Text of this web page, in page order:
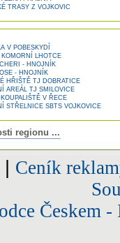
TRASY Z VOJKOVIC
V POBESKYDÍ
LHOTCE
- HNOJNÍK
- HNOJNÍK
HŘIŠTĚ TJ DOBRATICE
AREÁL TJ SMILOVICE
V ŘECE
STŘELNICE SBTS VOJKOVICE
regionu ...
Ceník
Českem